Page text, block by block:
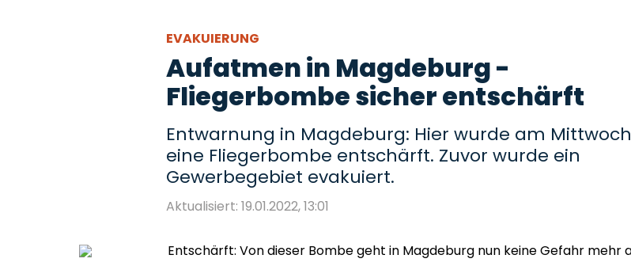
EVAKUIERUNG
Aufatmen in Magdeburg -
Fliegerbombe sicher entschärft
Entwarnung in Magdeburg: Hier wurde am Mittwoch
eine Fliegerbombe entschärft. Zuvor wurde ein
Gewerbegebiet evakuiert.
Aktualisiert: 19.01.2022, 13:01